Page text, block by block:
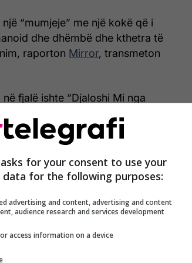
“mumjeje” me një kokë që i
dhe dhëmbë dhe kthetra të
raporton Mirror, transmeton
fjalë ishte “Djaloshi Mi nga
shumë kohësh në podrumin e
një shokut të gjyshit të
tek muzeu.
Kerry George tha:
që ta hapja. Ne bënim shaka se
që të gjithë shohim shumë
kutisë, falënderues që kisha të
for your consent to use your
data for the following purposes:
advertising and content, advertising and content
audience research and services development
access information on a device